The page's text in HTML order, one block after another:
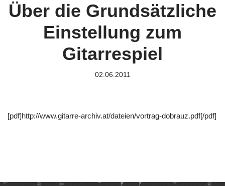
Über die Grundsätzliche
Einstellung zum
Gitarrespiel
02.06.2011
[pdf]http://www.gitarre-archiv.at/dateien/vortrag-dobrauz.pdf[/pdf]